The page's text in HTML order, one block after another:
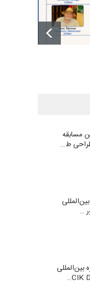
مسابقه
طراحی ط…
…